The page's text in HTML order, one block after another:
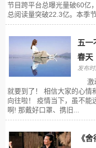
节目跨平台总曝光量破60亿
总阅读量突破22.3亿。本季
五一
春天
发布
激
就要到了！ 相信大家的心情
向往啦！ 疫情当下，虽不能
啊! 那戴好口罩、携旧...
《